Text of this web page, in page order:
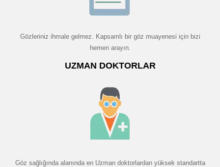
Gözleriniz ihmale gelmez. Kapsamlı bir göz muayenesi için bizi
hemen arayın.
UZMAN DOKTORLAR
Göz sağlığında alanında en Uzman doktorlardan yüksek standartta